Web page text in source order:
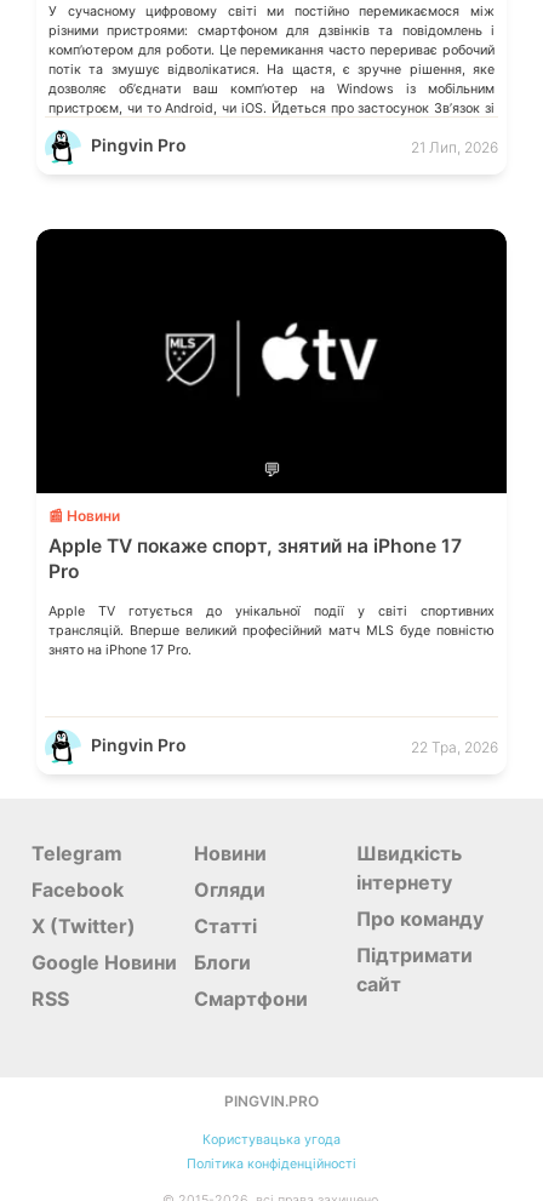
У сучасному цифровому світі ми постійно перемикаємося між
різними пристроями: смартфоном для дзвінків та повідомлень і
компʼютером для роботи. Це перемикання часто перериває робочий
потік та змушує відволікатися. На щастя, є зручне рішення, яке
дозволяє обʼєднати ваш компʼютер на Windows із мобільним
пристроєм, чи то Android, чи iOS. Йдеться про застосунок Звʼязок зі
смартфоном (Phone Link) від Microsoft, що перетворює ваш ПК на
своєрідний «міст» до функцій смартфона.
Pingvin Pro 21 Лип, 2026
💬
📰 Новини
Apple TV покаже спорт, знятий на iPhone 17
Pro
Apple TV готується до унікальної події у світі спортивних
трансляцій. Вперше великий професійний матч MLS буде повністю
знято на iPhone 17 Pro.
Pingvin Pro 22 Тра, 2026
Telegram
Facebook
X (Twitter)
Google Новини
RSS
Новини
Огляди
Статті
Блоги
Смартфони
Швидкість
інтернету
Про команду
Підтримати
сайт
PINGVIN.PRO
Користувацька угода
Політика конфіденційності